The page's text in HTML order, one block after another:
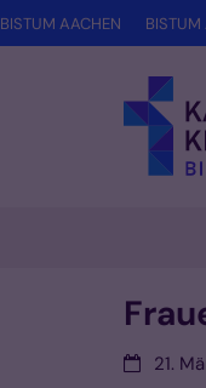
Zum Inhalt springen
BISTUM AACHEN
Datum:
21.